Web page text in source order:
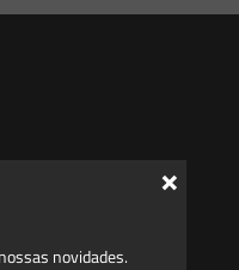
novidades.
×